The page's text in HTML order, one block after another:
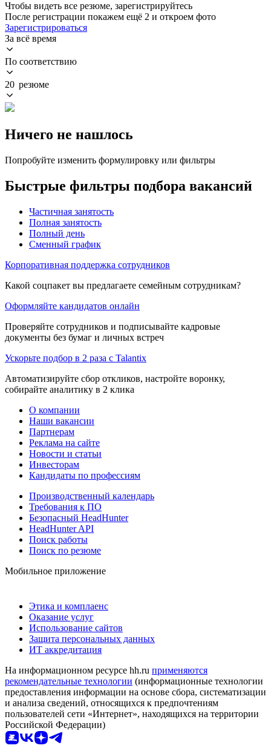
Чтобы видеть все резюме, зарегистрируйтесь
После регистрации покажем ещё 2 и откроем фото
Зарегистрироваться
За всё время
По соответствию
20 резюме
Ничего не нашлось
Попробуйте изменить формулировку или фильтры
Быстрые фильтры подбора вакансий
Частичная занятость
Полная занятость
Полный день
Сменный график
Корпоративная поддержка сотрудников
Какой соцпакет вы предлагаете семейным сотрудникам?
Оформляйте кандидатов онлайн
Проверяйте сотрудников и подписывайте кадровые
документы без бумаг и личных встреч
Ускорьте подбор в 2 раза с Talantix
Автоматизируйте сбор откликов, настройте воронку,
собирайте аналитику в 2 клика
О компании
Наши вакансии
Партнерам
Реклама на сайте
Новости и статьи
Инвесторам
Кандидаты по профессиям
Производственный календарь
Требования к ПО
Безопасный HeadHunter
HeadHunter API
Поиск работы
Поиск по резюме
Мобильное приложение
Этика и комплаенс
Оказание услуг
Использование сайтов
Защита персональных данных
ИТ аккредитация
На информационном ресурсе hh.ru применяются
рекомендательные технологии (информационные технологии
предоставления информации на основе сбора, систематизации
и анализа сведений, относящихся к предпочтениям
пользователей сети «Интернет», находящихся на территории
Российской Федерации)